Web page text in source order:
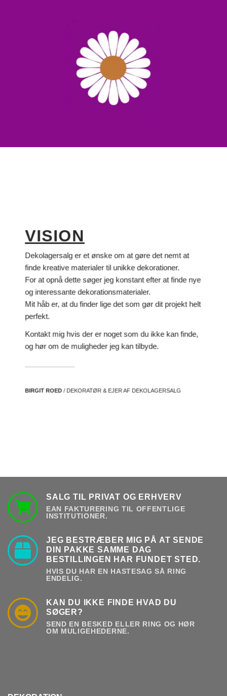
VISION
Dekolagersalg er et ønske om at gøre det nemt at
finde kreative materialer til unikke dekorationer.
For at opnå dette søger jeg konstant efter at finde nye
og interessante dekorationsmaterialer.
Mit håb er, at du finder lige det som gør dit projekt helt
perfekt.
Kontakt mig hvis der er noget som du ikke kan finde,
og hør om de muligheder jeg kan tilbyde.
BIRGIT ROED/ DEKORATØR & EJER AF DEKOLAGERSALG
SALG TIL PRIVAT OG ERHVERV
EAN FAKTURERING TIL OFFENTLIGE
INSTITUTIONER.
JEG BESTRÆBER MIG PÅ AT SENDE
DIN PAKKE SAMME DAG
BESTILLINGEN HAR FUNDET STED.
HVIS DU HAR EN HASTESAG SÅ RING
ENDELIG.
KAN DU IKKE FINDE HVAD DU
SØGER?
SEND EN BESKED ELLER RING OG HØR
OM MULIGEHEDERNE.